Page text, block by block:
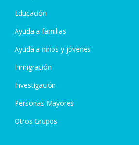
Educación
Ayuda a familias
Ayuda a niños y jóvenes
Inmigración
Investigación
Personas Mayores
Otros Grupos